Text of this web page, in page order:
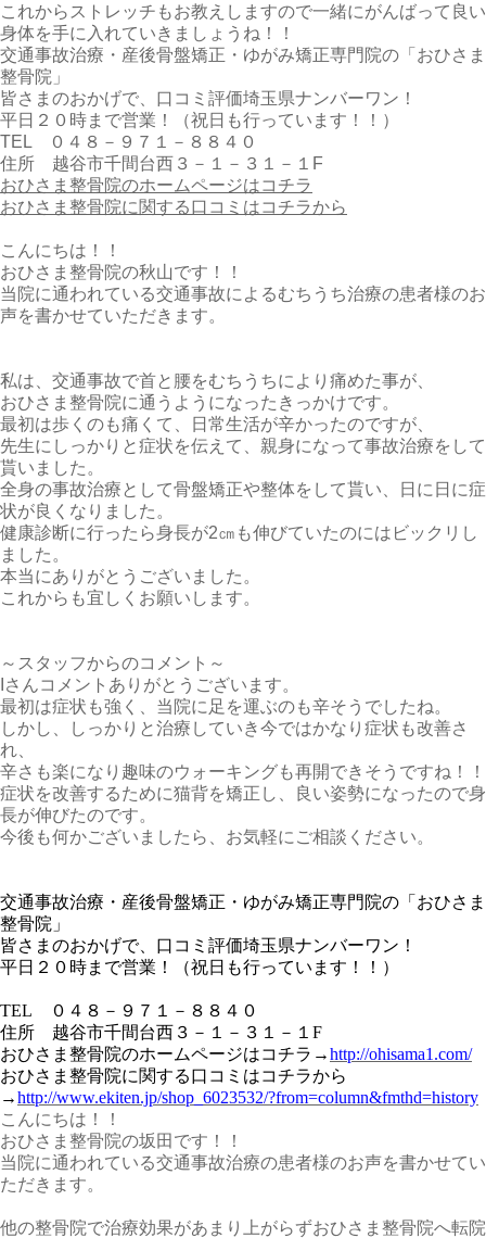
これからストレッチもお教えしますので一緒にがんばって良い
身体を手に入れていきましょうね！！
交通事故治療・産後骨盤矯正・ゆがみ矯正専門院の「おひさま
整骨院」
皆さまのおかげで、口コミ評価埼玉県ナンバーワン！
平日２０時まで営業！（祝日も行っています！！）
TEL ０４８－９７１－８８４０
住所 越谷市千間台西３－１－３１－１F
おひさま整骨院のホームページはコチラ
おひさま整骨院に関する口コミはコチラから
こんにちは！！
おひさま整骨院の秋山です！！
当院に通われている交通事故によるむちうち治療の患者様のお
声を書かせていただきます。
私は、交通事故で首と腰をむちうちにより痛めた事が、
おひさま整骨院に通うようになったきっかけです。
最初は歩くのも痛くて、日常生活が辛かったのですが、
先生にしっかりと症状を伝えて、親身になって事故治療をして
貰いました。
全身の事故治療として骨盤矯正や整体をして貰い、日に日に症
状が良くなりました。
健康診断に行ったら身長が2㎝も伸びていたのにはビックリし
ました。
本当にありがとうございました。
これからも宜しくお願いします。
～スタッフからのコメント～
Iさんコメントありがとうございます。
最初は症状も強く、当院に足を運ぶのも辛そうでしたね。
しかし、しっかりと治療していき今ではかなり症状も改善さ
れ、
辛さも楽になり趣味のウォーキングも再開できそうですね！！
症状を改善するために猫背を矯正し、良い姿勢になったので身
長が伸びたのです。
今後も何かございましたら、お気軽にご相談ください。
交通事故治療・産後骨盤矯正・ゆがみ矯正専門院の「おひさま
整骨院」
皆さまのおかげで、口コミ評価埼玉県ナンバーワン！
平日２０時まで営業！（祝日も行っています！！）
TEL ０４８－９７１－８８４０
住所 越谷市千間台西３－１－３１－１ F
おひさま整骨院のホームページはコチラ →http://ohisama1.com/
おひさま整骨院に関する口コミはコチラから
→http://www.ekiten.jp/shop_6023532/?from=column&fmthd=history
こんにちは！！
おひさま整骨院の坂田です！！
当院に通われている交通事故治療の患者様のお声を書かせてい
ただきます。
他の整骨院で治療効果があまり上がらずおひさま整骨院へ転院